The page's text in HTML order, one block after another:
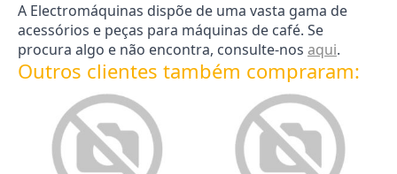
A Electromáquinas dispõe de uma vasta gama de
acessórios e peças para máquinas de café. Se
procura algo e não encontra, consulte-nos aqui.
Outros clientes também compraram: